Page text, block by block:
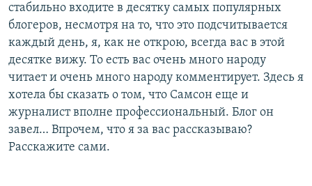
стабильно входите в десятку самых популярных
блогеров, несмотря на то, что это подсчитывается
каждый день, я, как не открою, всегда вас в этой
десятке вижу. То есть вас очень много народу
читает и очень много народу комментирует. Здесь я
хотела бы сказать о том, что Самсон еще и
журналист вполне профессиональный. Блог он
завел… Впрочем, что я за вас рассказываю?
Расскажите сами.